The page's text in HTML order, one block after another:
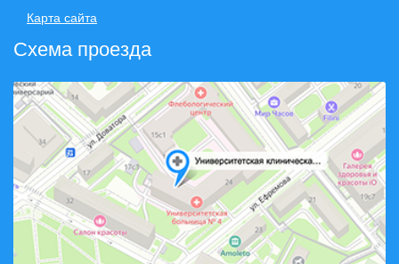
Карта сайта
Схема проезда